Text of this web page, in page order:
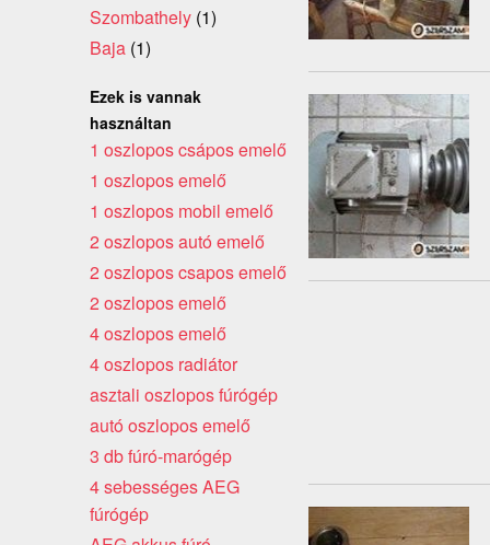
Szombathely (1)
Baja (1)
Ezek is vannak
használtan
1 oszlopos csápos emelő
1 oszlopos emelő
1 oszlopos mobil emelő
2 oszlopos autó emelő
2 oszlopos csapos emelő
2 oszlopos emelő
4 oszlopos emelő
4 oszlopos radiátor
asztali oszlopos fúrógép
autó oszlopos emelő
3 db fúró-marógép
4 sebességes AEG
fúrógép